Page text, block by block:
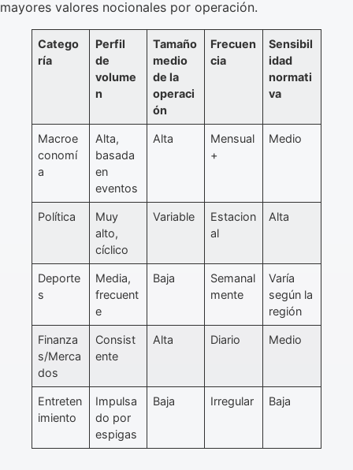
mayores valores nocionales por operación.
Catego
ría
Perfil
de
volume
n
Tamaño
medio
de la
operaci
ón
Frecuen
cia
Sensibil
idad
normati
va
Macroe
conomí
a
Alta,
basada
en
eventos
Alta
Mensual
+
Medio
Política
Muy
alto,
cíclico
Variable
Estacion
al
Alta
Deporte
s
Media,
frecuent
e
Baja
Semanal
mente
Varía
según la
región
Finanza
s/Merca
dos
Consist
ente
Alta Diario Medio
Entreten
imiento
Impulsa
do por
espigas
Baja Irregular Baja